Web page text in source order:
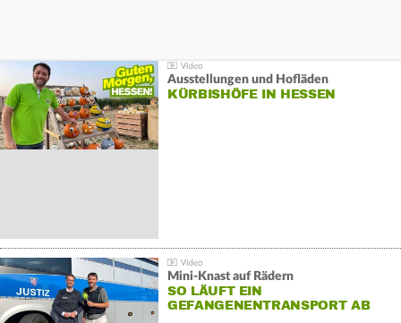
Ausstellungen und Hofläden
KÜRBISHÖFE IN HESSEN
Mini-Knast auf Rädern
SO LÄUFT EIN
GEFANGENENTRANSPORT AB